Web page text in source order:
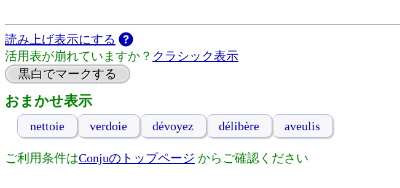
読み上げ表示にする
活用表が崩れていますか？ クラシック表示
黒白でマークする
おまかせ表示
nettoie verdoie dévoyez délibère aveulis
ご利用条件はConjuのトップページ からご確認ください